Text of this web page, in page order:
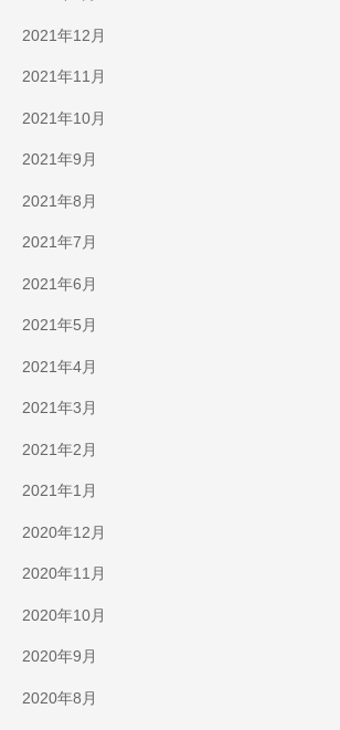
2021年12月
2021年11月
2021年10月
2021年9月
2021年8月
2021年7月
2021年6月
2021年5月
2021年4月
2021年3月
2021年2月
2021年1月
2020年12月
2020年11月
2020年10月
2020年9月
2020年8月